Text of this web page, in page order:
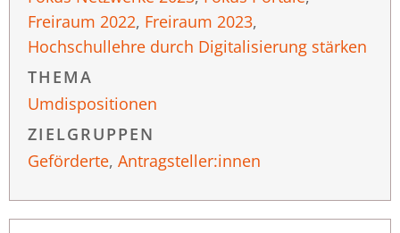
Freiraum 2022, Freiraum 2023,
Hochschullehre durch Digitalisierung stärken
THEMA
Umdispositionen
ZIELGRUPPEN
Geförderte, Antragsteller:innen